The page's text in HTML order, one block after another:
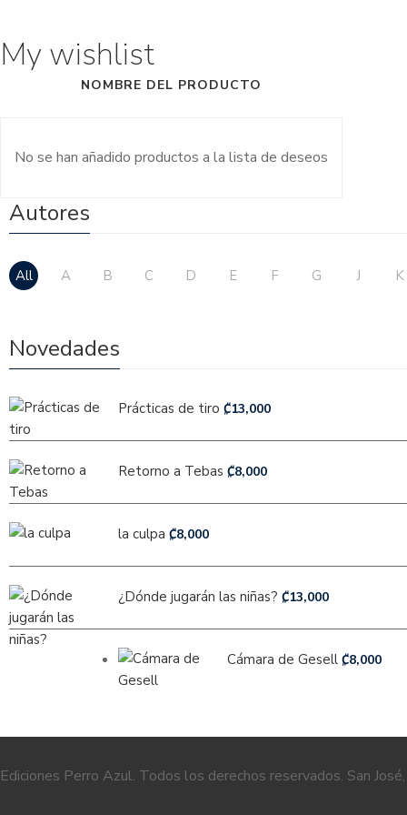
My wishlist
NOMBRE DEL PRODUCTO
No se han añadido productos a la lista de deseos
Autores
All A B C D E F G J K
Novedades
Prácticas de tiro ₡13,000
Retorno a Tebas ₡8,000
la culpa ₡8,000
¿Dónde jugarán las niñas? ₡13,000
Cámara de Gesell ₡8,000
Ediciones Perro Azul. Todos los derechos reservados. San